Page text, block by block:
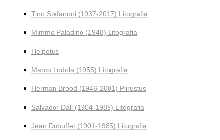
Tino Stefanoni (1937-2017) Litografia
Mimmo Paladino (1948) Litografia
Helpotus
Marco Lodola (1955) Litografia
Herman Brood (1946-2001) Piirustus
Salvador Dali (1904-1989) Litografia
Jean Dubuffet (1901-1985) Litografia